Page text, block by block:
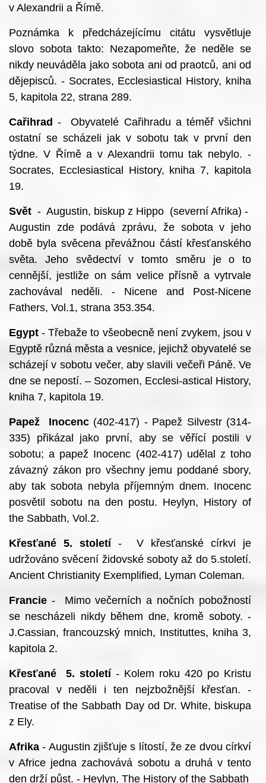
v Alexandrii a Římě.
Poznámka k předcházejícímu citátu vysvětluje
slovo sobota takto: Nezapomeňte, že neděle se
nikdy neuváděla jako sobota ani od praotců, ani od
dějepisců. - Socrates, Ecclesiastical History, kniha
5, kapitola 22, strana 289.
Cařihrad - Obyvatelé Cařihradu a téměř všichni
ostatní se scházeli jak v sobotu tak v první den
týdne. V Římě a v Alexandrii tomu tak nebylo. -
Socrates, Ecclesiastical History, kniha 7, kapitola
19.
Svět - Augustin, biskup z Hippo (severní Afrika) -
Augustin zde podává zprávu, že sobota v jeho
době byla svěcena převážnou částí křesťanského
světa. Jeho svědectví v tomto směru je o to
cennější, jestliže on sám velice přísně a vytrvale
zachovával neděli. - Nicene and Post-Nicene
Fathers, Vol.1, strana 353.354.
Egypt - Třebaže to všeobecně není zvykem, jsou v
Egyptě různá města a vesnice, jejichž obyvatelé se
scházejí v sobotu večer, aby slavili večeři Páně. Ve
dne se nepostí. – Sozomen, Ecclesi-astical History,
kniha 7, kapitola 19.
Papež Inocenc(402-417) - Papež Silvestr (314-
335) přikázal jako první, aby se věřící postili v
sobotu; a papež Inocenc (402-417) udělal z toho
závazný zákon pro všechny jemu poddané sbory,
aby tak sobota nebyla příjemným dnem. Inocenc
posvětil sobotu na den postu. Heylyn, History of
the Sabbath, Vol.2.
Křesťané 5. století - V křesťanské církvi je
udržováno svěcení židovské soboty až do 5.století.
Ancient Christianity Exemplified, Lyman Coleman.
Francie - Mimo večerních a nočních pobožností
se nescházeli nikdy během dne, kromě soboty. -
J.Cassian, francouzský mnich, Instituttes, kniha 3,
kapitola 2.
Křesťané 5. století - Kolem roku 420 po Kristu
pracoval v neděli i ten nejzbožnější křesťan. -
Treatise of the Sabbath Day od Dr. White, biskupa
z Ely.
Afrika- Augustin zjišťuje s lítostí, že ze dvou církví
v Africe jedna zachovává sobotu a druhá v tento
den drží půst. - Heylyn, The History of the Sabbath